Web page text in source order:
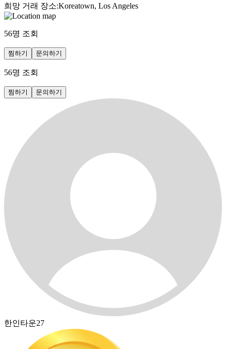
희망 거래 장소:Koreatown, Los Angeles
56명 조회
찜하기 문의하기
56명 조회
찜하기 문의하기
한인타운27